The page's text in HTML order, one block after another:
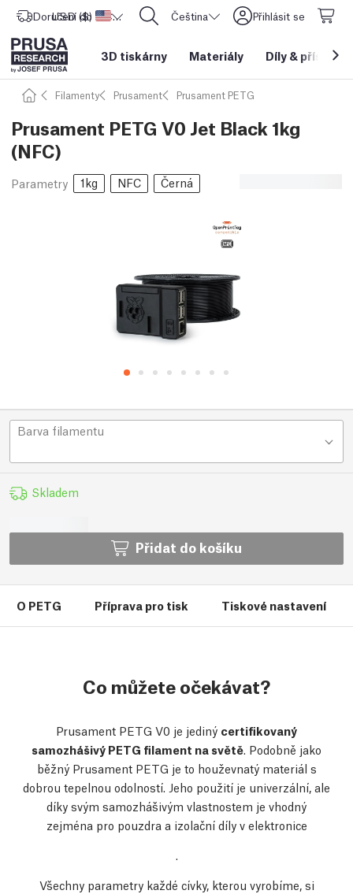
Doručení do Spojené státy americké
USD ($) CORE One L: Nyní skladem! Čeština Přihlásit se
3D tiskárny Materiály Díly &
Filamenty Prusament Prusament PETG
Prusament PETG V0 Jet Black 1kg
(NFC)
Parametry 1kg NFC Černá
Barva filamentu
Skladem
Přidat do košíku
O PETG Příprava pro tisk Tiskové nastavení
Co můžete očekávat?
Prusament PETG V0 je jediný certifikovaný
samozhášivý PETG filament na světě. Podobně jako
běžný Prusament PETG je to houževnatý materiál s
dobrou tepelnou odolností. Jeho použití je univerzální, ale
díky svým samozhášivým vlastnostem je vhodný
zejména pro pouzdra a izolační díly v elektronice
.
Všechny parametry každé cívky, kterou vyrobíme, si